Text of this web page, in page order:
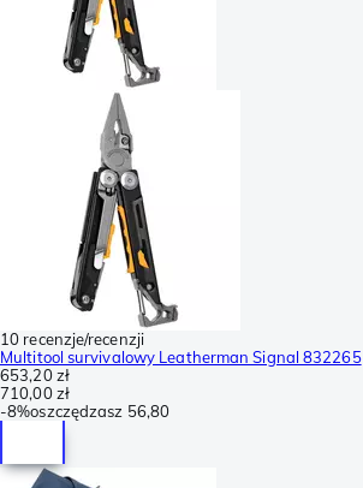
10 recenzje/recenzji
Multitool survivalowy Leatherman Signal 832265
653,20 zł
710,00 zł
-8%oszczędzasz 56,80